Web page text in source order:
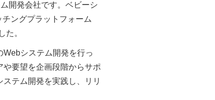
開発会社です。ベビーシ
ングプラットフォーム
た。
システム開発を行っ
要望を企画段階からサポ
テム開発を実践し、リリ